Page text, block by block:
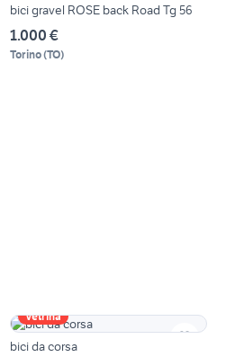
bici gravel ROSE back Road Tg 56
1.000 €
Torino(TO)
Vetrina
bici da corsa